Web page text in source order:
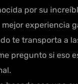
por su
experiencia
te transporta a
pregunto si eso